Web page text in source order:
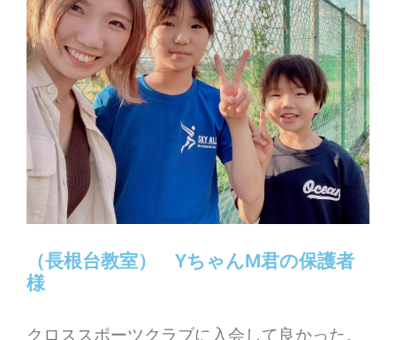
（長根台教室） YちゃんM君の保護者
様
クロススポーツクラブに入会して良かった。